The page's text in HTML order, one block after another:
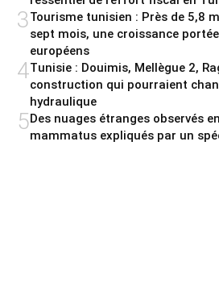
3Tourisme tunisien : Près de 5,8
sept mois, une croissance
européens
4Tunisie : Douimis, Mellègue 2,
construction qui pourraient
hydraulique
5Des nuages étranges observés
mammatus expliqués par un